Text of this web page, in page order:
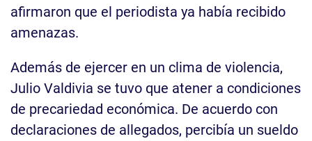
afirmaron que el periodista ya había recibido
amenazas.
Además de ejercer en un clima de violencia,
Julio Valdivia se tuvo que atener a condiciones
de precariedad económica. De acuerdo con
declaraciones de allegados, percibía un sueldo